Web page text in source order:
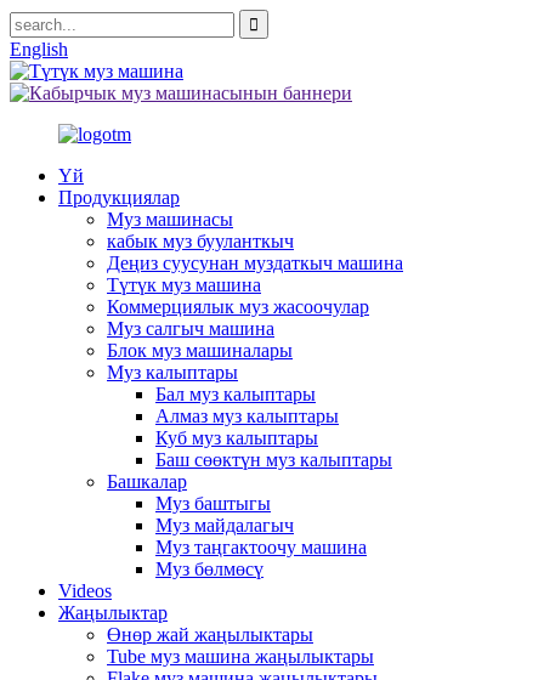
English
Үй
Продукциялар
Муз машинасы
кабык муз бууланткыч
Деңиз суусунан муздаткыч машина
Түтүк муз машина
Коммерциялык муз жасоочулар
Муз салгыч машина
Блок муз машиналары
Муз калыптары
Бал муз калыптары
Алмаз муз калыптары
Куб муз калыптары
Баш сөөктүн муз калыптары
Башкалар
Муз баштыгы
Муз майдалагыч
Муз таңгактоочу машина
Муз бөлмөсү
Videos
Жаңылыктар
Өнөр жай жаңылыктары
Tube муз машина жаңылыктары